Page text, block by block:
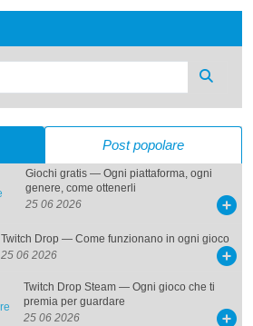
Post popolare
Giochi gratis — Ogni piattaforma, ogni
genere, come ottenerli
25 06 2026
Twitch Drop — Come funzionano in ogni gioco
25 06 2026
Twitch Drop Steam — Ogni gioco che ti
premia per guardare
25 06 2026